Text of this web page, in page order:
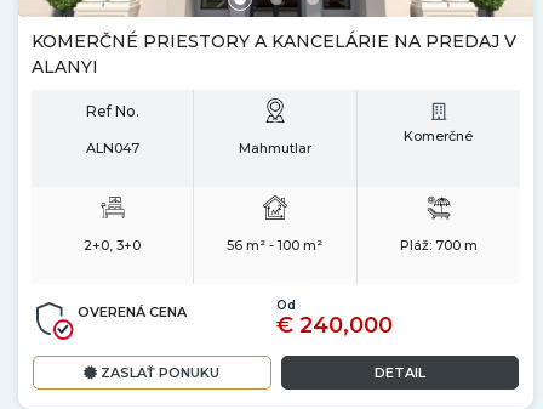
KOMERČNÉ PRIESTORY A KANCELÁRIE NA PREDAJ V
ALANYI
Ref No.
ALN047 Mahmutlar
Komerčné
2+0, 3+0 56 m² - 100 m² Pláž: 700 m
OVERENÁ CENA Od
€ 240,000
ZASLAŤ PONUKU DETAIL